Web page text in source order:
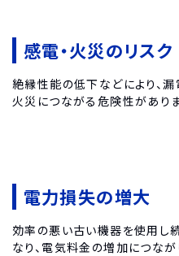
感電・火災のリスク
絶縁性能の低下などにより、
火災につながる危険性がありま
電力損失の増大
効率の悪い古い機器を使用し
なり、電気料金の増加につなが